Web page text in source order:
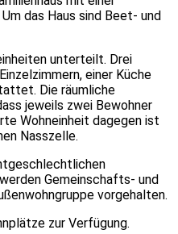
das Haus sind Beet- und
unterteilt. Drei
einer Küche
Die räumliche
jeweils zwei Bewohner
Wohneinheit dagegen ist
Nasszelle.
Gemeinschafts- und
vorgehalten.
zur Verfügung.